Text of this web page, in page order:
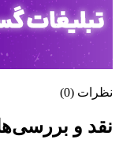
نظرات (0)
نقد و